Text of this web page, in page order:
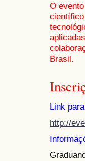
O
Brasil.
Link
http://